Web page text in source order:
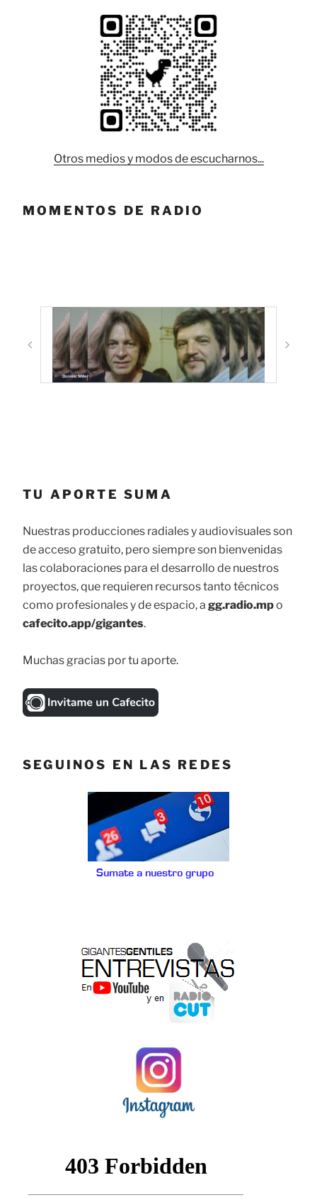
Otros medios y modos de escucharnos...
MOMENTOS DE RADIO
TU APORTE SUMA
Nuestras producciones radiales y audiovisuales son
de acceso gratuito, pero siempre son bienvenidas
las colaboraciones para el desarrollo de nuestros
proyectos, que requieren recursos tanto técnicos
como profesionales y de espacio, a gg.radio.mpo
cafecito.app/gigantes.
Muchas gracias por tu aporte.
SEGUINOS EN LAS REDES